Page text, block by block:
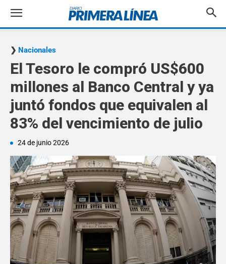
Nacionales
El Tesoro le compró US$600
millones al Banco Central y ya
juntó fondos que equivalen al
83% del vencimiento de julio
24 de junio 2026